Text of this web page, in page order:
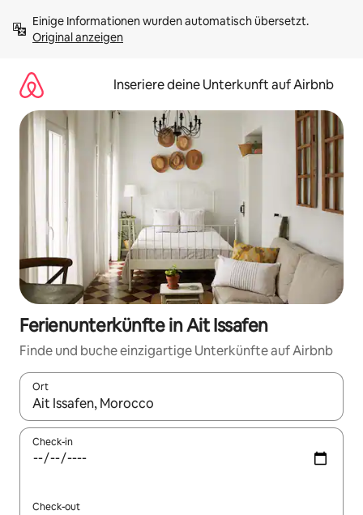
Inhalten
springenOriginal anzeigen
Inseriere deine Unterkunft auf Airbnb
Ferienunterkünfte in Ait Issafen
Finde und buche einzigartige Unterkünfte auf Airbnb
Ort
Wenn Ergebnisse verfügbar sind, navigiere mit den
Check-in
Check-out